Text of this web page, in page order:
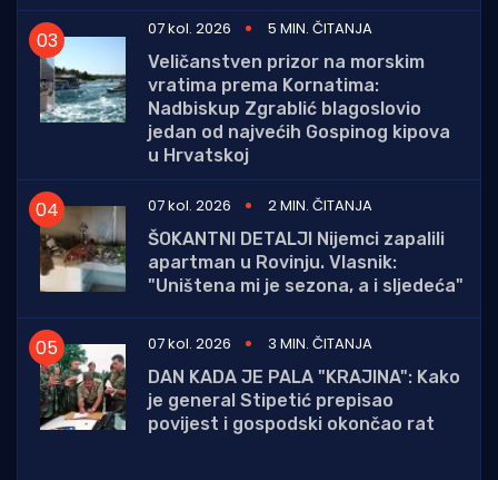
07 kol. 2026
5 MIN. ČITANJA
Veličanstven prizor na morskim
vratima prema Kornatima:
Nadbiskup Zgrablić blagoslovio
jedan od najvećih Gospinog kipova
u Hrvatskoj
07 kol. 2026
2 MIN. ČITANJA
ŠOKANTNI DETALJI Nijemci zapalili
apartman u Rovinju. Vlasnik:
"Uništena mi je sezona, a i sljedeća"
07 kol. 2026
3 MIN. ČITANJA
DAN KADA JE PALA "KRAJINA": Kako
je general Stipetić prepisao
povijest i gospodski okončao rat